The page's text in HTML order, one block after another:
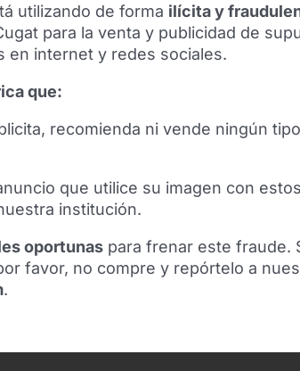
utilizando de forma ilícita y
para la venta y publicidad de
en internet y redes sociales.
que:
recomienda ni vende ningún
que utilice su imagen con
institución.
oportunas para frenar este fraude.
favor, no compre y repórtelo a
.